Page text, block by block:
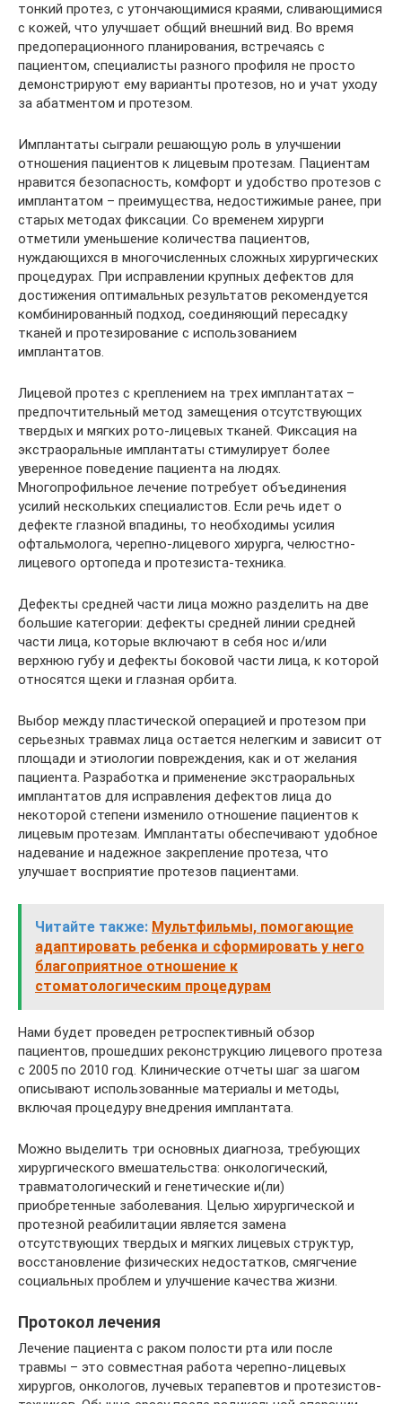
тонкий протез, с утончающимися краями, сливающимися
с кожей, что улучшает общий внешний вид. Во время
предоперационного планирования, встречаясь с
пациентом, специалисты разного профиля не просто
демонстрируют ему варианты протезов, но и учат уходу
за абатментом и протезом.
Имплантаты сыграли решающую роль в улучшении
отношения пациентов к лицевым протезам. Пациентам
нравится безопасность, комфорт и удобство протезов с
имплантатом – преимущества, недостижимые ранее, при
старых методах фиксации. Со временем хирурги
отметили уменьшение количества пациентов,
нуждающихся в многочисленных сложных хирургических
процедурах. При исправлении крупных дефектов для
достижения оптимальных результатов рекомендуется
комбинированный подход, соединяющий пересадку
тканей и протезирование с использованием
имплантатов.
Лицевой протез с креплением на трех имплантатах –
предпочтительный метод замещения отсутствующих
твердых и мягких рото-лицевых тканей. Фиксация на
экстраоральные имплантаты стимулирует более
уверенное поведение пациента на людях.
Многопрофильное лечение потребует объединения
усилий нескольких специалистов. Если речь идет о
дефекте глазной впадины, то необходимы усилия
офтальмолога, черепно-лицевого хирурга, челюстно-
лицевого ортопеда и протезиста-техника.
Дефекты средней части лица можно разделить на две
большие категории: дефекты средней линии средней
части лица, которые включают в себя нос и/или
верхнюю губу и дефекты боковой части лица, к которой
относятся щеки и глазная орбита.
Выбор между пластической операцией и протезом при
серьезных травмах лица остается нелегким и зависит от
площади и этиологии повреждения, как и от желания
пациента. Разработка и применение экстраоральных
имплантатов для исправления дефектов лица до
некоторой степени изменило отношение пациентов к
лицевым протезам. Имплантаты обеспечивают удобное
надевание и надежное закрепление протеза, что
улучшает восприятие протезов пациентами.
Читайте также: Мультфильмы, помогающие
адаптировать ребенка и сформировать у него
благоприятное отношение к
стоматологическим процедурам
Нами будет проведен ретроспективный обзор
пациентов, прошедших реконструкцию лицевого протеза
с 2005 по 2010 год. Клинические отчеты шаг за шагом
описывают использованные материалы и методы,
включая процедуру внедрения имплантата.
Можно выделить три основных диагноза, требующих
хирургического вмешательства: онкологический,
травматологический и генетические и(ли)
приобретенные заболевания. Целью хирургической и
протезной реабилитации является замена
отсутствующих твердых и мягких лицевых структур,
восстановление физических недостатков, смягчение
социальных проблем и улучшение качества жизни.
Протокол лечения
Лечение пациента с раком полости рта или после
травмы – это совместная работа черепно-лицевых
хирургов, онкологов, лучевых терапевтов и протезистов-